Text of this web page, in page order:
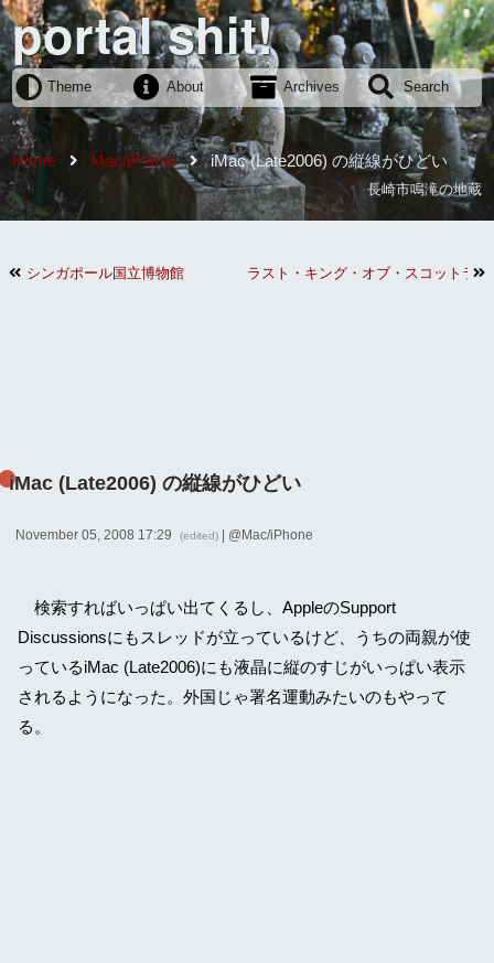
portal shit!
Theme About Archives Search
Home Mac/iPhone iMac (Late2006) の縦線がひどい
長崎市鳴滝の地蔵
シンガポール国立博物館 ラスト・キング・オブ・スコットラン
iMac (Late2006) の縦線がひどい
November 05, 2008 17:29 (edited) | @ Mac/iPhone
検索すればいっぱい出てくるし、AppleのSupport
Discussionsにもスレッドが立っているけど、うちの両親が使
っているiMac (Late2006)にも液晶に縦のすじがいっぱい表示
されるようになった。外国じゃ署名運動みたいのもやって
る。